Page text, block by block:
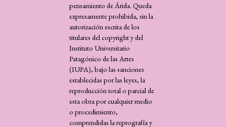
pensamiento de Árida. Queda
expresamente prohibida, sin la
autorización escrita de los
titulares del copyright y del
Instituto Universitario
Patagónico de las Artes
(IUPA), bajo las sanciones
establecidas por las leyes, la
reproducción total o parcial de
esta obra por cualquier medio
o procedimiento,
comprendidas la reprografía y